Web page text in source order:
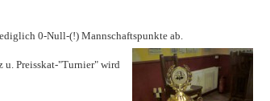
0-Null-(!) Mannschaftspunkte ab.
u. Preisskat-"Turnier" wird